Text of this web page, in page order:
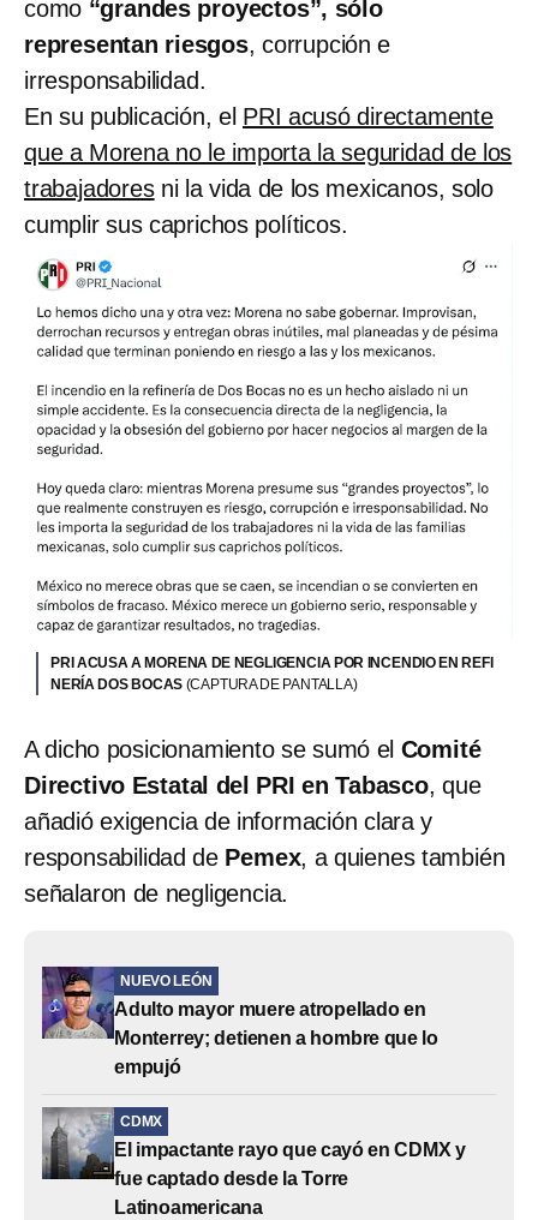
como “grandes proyectos”, sólo
representan riesgos, corrupción e
irresponsabilidad.
En su publicación, el PRI acusó directamente
que a Morena no le importa la seguridad de los
trabajadoresni la vida de los mexicanos, solo
cumplir sus caprichos políticos.
PRI ACUSA A MORENA DE NEGLIGENCIA POR INCENDIO EN REFI
NERÍA DOS BOCAS (CAPTURA DE PANTALLA)
A dicho posicionamiento se sumó el Comité
Directivo Estatal del PRI en Tabasco, que
añadió exigencia de información clara y
responsabilidad de Pemex, a quienes también
señalaron de negligencia.
NUEVO LEÓN
Adulto mayor muere atropellado en
Monterrey; detienen a hombre que lo
empujó
CDMX
El impactante rayo que cayó en CDMX y
fue captado desde la Torre
Latinoamericana